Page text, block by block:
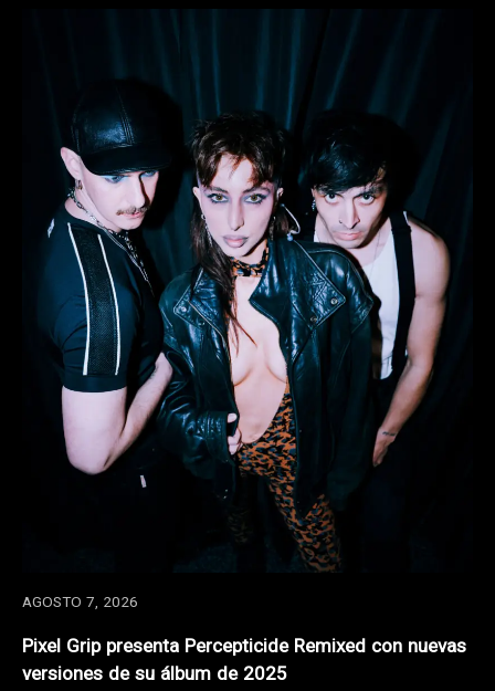
AGOSTO 7, 2026
Pixel Grip presenta Percepticide Remixed con nuevas
versiones de su álbum de 2025